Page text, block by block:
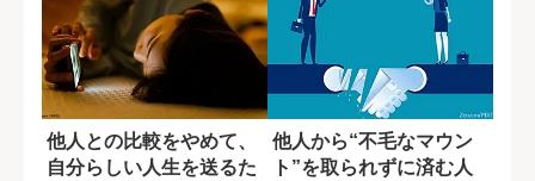
他人との比較をやめて、
自分らしい人生を送るた
他人から“不毛なマウン
ト”を取られずに済む人